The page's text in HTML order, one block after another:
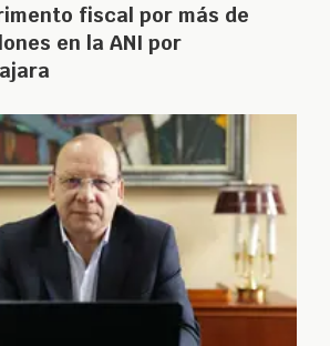
fiscal por más de
en la ANI por